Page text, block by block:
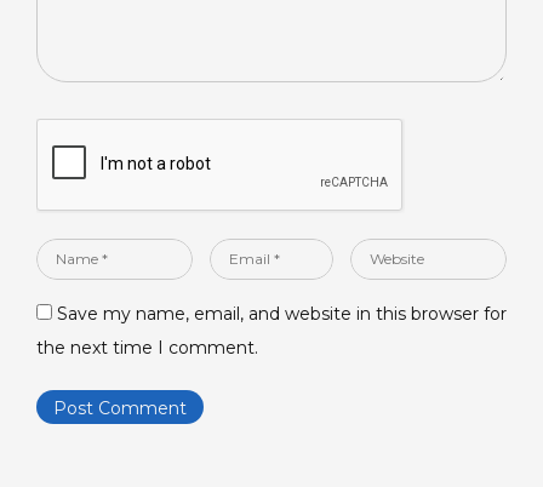
Name
Email
Website
Save my name, email, and website in this browser for
the next time I comment.